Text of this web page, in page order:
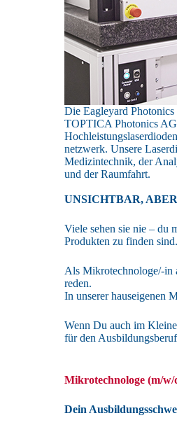
Die Eagleyard
TOPTICA Photonics
netzwerk. Unsere
Medizintechnik, der
und der Raumfahrt.
UNSICHTBAR,
Viele sehen sie nie – du
Produkten zu finden sind.
Als Mikrotechnologe/-in
reden.
In unserer hauseigenen
Wenn Du auch im
für den Ausbildungsberuf
Mikrotechnologe (m/
Dein